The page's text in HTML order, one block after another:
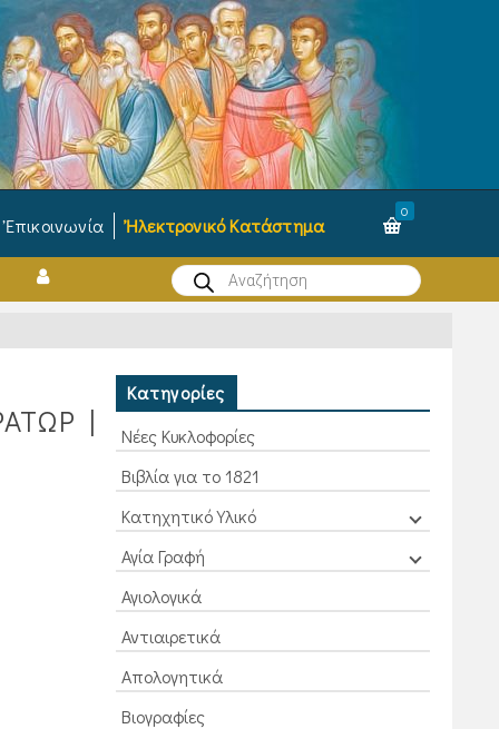
Ἐπικοινωνία Ἠλεκτρονικό Κατάστημα
0
Products
search
|
Κατηγορίες
Νέες Κυκλοφορίες
Βιβλία για το 1821
Κατηχητικό Υλικό
Αγία Γραφή
Αγιολογικά
Αντιαιρετικά
Απολογητικά
Βιογραφίες